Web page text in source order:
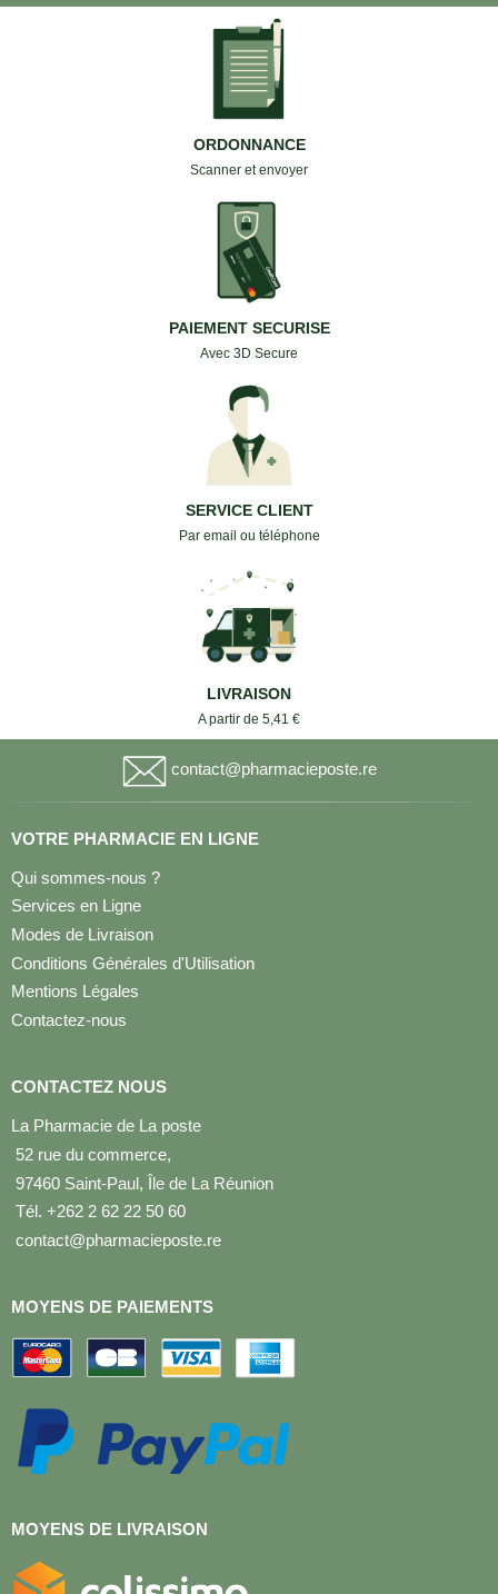
ORDONNANCE
Scanner et envoyer
PAIEMENT SECURISE
Avec 3D Secure
SERVICE CLIENT
Par email ou téléphone
LIVRAISON
A partir de 5,41 €
contact@pharmacieposte.re
VOTRE PHARMACIE EN LIGNE
Qui sommes-nous ?
Services en Ligne
Modes de Livraison
Conditions Générales d'Utilisation
Mentions Légales
Contactez-nous
CONTACTEZ NOUS
La Pharmacie de La poste
52 rue du commerce,
97460 Saint-Paul, Île de La Réunion
Tél. +262 2 62 22 50 60
contact@pharmacieposte.re
MOYENS DE PAIEMENTS
MOYENS DE LIVRAISON